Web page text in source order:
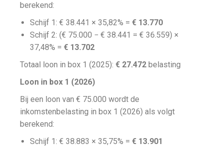
berekend:
Schijf 1: € 38.441 × 35,82% = € 13.770
Schijf 2: (€ 75.000 − € 38.441 = € 36.559) ×
37,48% = € 13.702
Totaal loon in box 1 (2025): € 27.472 belasting
Loon in box 1 (2026)
Bij een loon van € 75.000 wordt de
inkomstenbelasting in box 1 (2026) als volgt
berekend:
Schijf 1: € 38.883 × 35,75% = € 13.901